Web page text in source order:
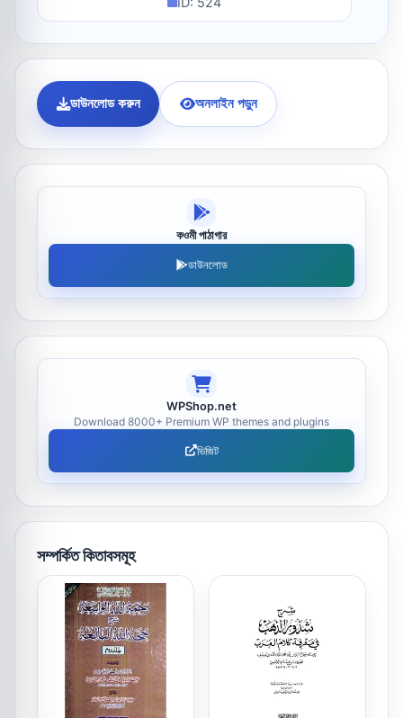
ডাউনলোড করুন অনলাইন পড়ুন
কওমী পাঠাগার
ডাউনলোড
WPShop.net
Download 8000+ Premium WP themes and plugins
ভিজিট
সম্পর্কিত কিতাবসমূহ